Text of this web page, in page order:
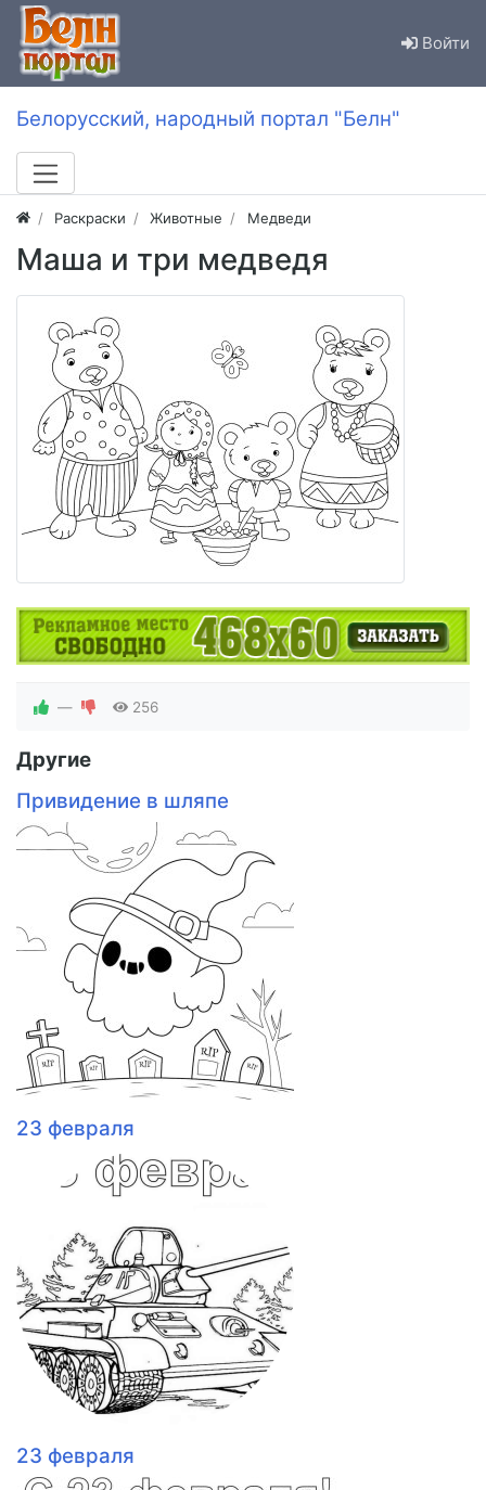
Войти
Белорусский, народный портал "Белн"
Раскраски Животные Медведи
Маша и три медведя
— 256
Другие
Привидение в шляпе
23 февраля
23 февраля